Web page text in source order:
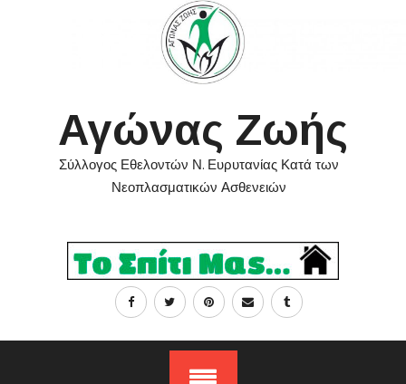
Αγώνας Ζωής
Σύλλογος Εθελοντών Ν. Ευρυτανίας Κατά των
Νεοπλασματικών Ασθενειών